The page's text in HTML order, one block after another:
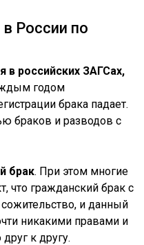
России по
в российских ЗАГСах,
годом
брака падает.
браков и разводов с
брак. При этом многие
что гражданский брак с
и данный
никакими правами и
к другу.